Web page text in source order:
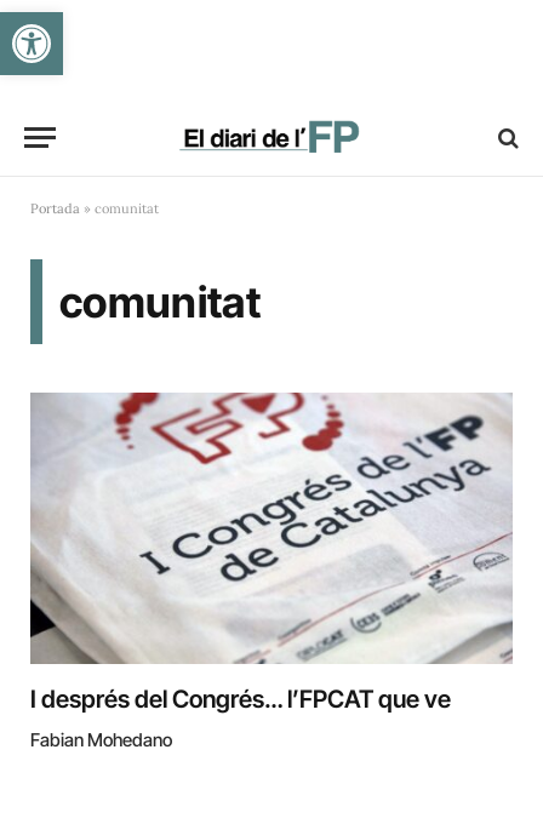
Obre la barra d'eines
Portada » comunitat
comunitat
I després del Congrés… l’FPCAT que ve
Fabian Mohedano